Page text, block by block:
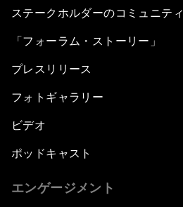
ステークホルダーのコミュニティ
「フォーラム・ストーリー」
プレスリリース
フォトギャラリー
ビデオ
ポッドキャスト
エンゲージメント